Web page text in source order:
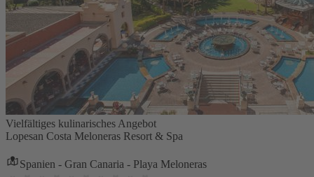
Vielfältiges kulinarisches Angebot
Lopesan Costa Meloneras Resort & Spa
Spanien - Gran Canaria - Playa Meloneras